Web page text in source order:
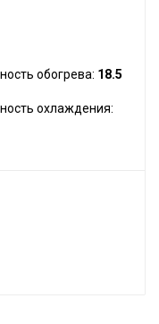
обогрева: 18.5
охлаждения: